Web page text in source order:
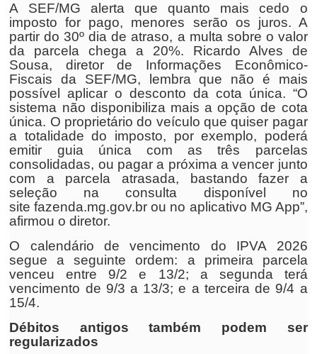
A SEF/MG alerta que quanto mais cedo o
imposto for pago, menores serão os juros. A
partir do 30º dia de atraso, a multa sobre o valor
da parcela chega a 20%. Ricardo Alves de
Sousa, diretor de Informações Econômico-
Fiscais da SEF/MG, lembra que não é mais
possível aplicar o desconto da cota única. “O
sistema não disponibiliza mais a opção de cota
única. O proprietário do veículo que quiser pagar
a totalidade do imposto, por exemplo, poderá
emitir guia única com as três parcelas
consolidadas, ou pagar a próxima a vencer junto
com a parcela atrasada, bastando fazer a
seleção na consulta disponível no
site fazenda.mg.gov.br ou no aplicativo MG App”,
afirmou o diretor.
O calendário de vencimento do IPVA 2026
segue a seguinte ordem: a primeira parcela
venceu entre 9/2 e 13/2; a segunda terá
vencimento de 9/3 a 13/3; e a terceira de 9/4 a
15/4.
Débitos antigos também podem ser
regularizados